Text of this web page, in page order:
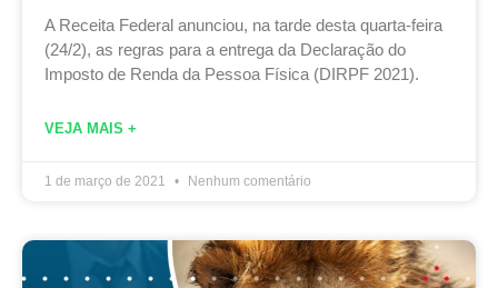
A Receita Federal anunciou, na tarde desta quarta-feira
(24/2), as regras para a entrega da Declaração do
Imposto de Renda da Pessoa Física (DIRPF 2021).
VEJA MAIS +
1 de março de 2021 Nenhum comentário